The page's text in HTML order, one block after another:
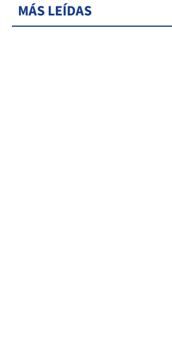
MÁS LEÍDAS